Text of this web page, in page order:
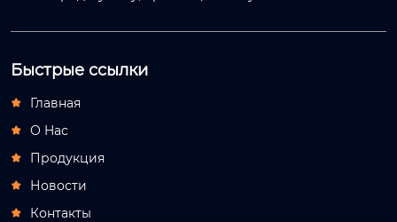
Быстрые ссылки
 Главная
 О Hас
 Продукция
 Новости
 Контакты